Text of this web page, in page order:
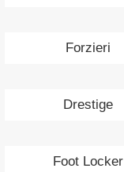
Forzieri
Drestige
Foot Locker